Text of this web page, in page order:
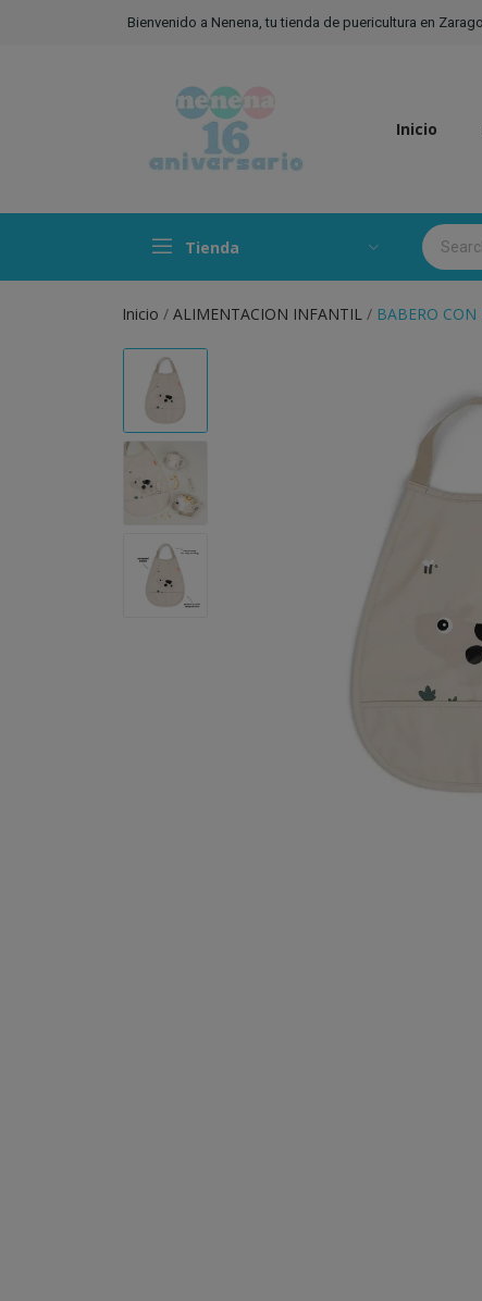
Bienvenido a Nenena, tu tienda de puericultura en
Inicio
Tienda
Inicio ALIMENTACION INFANTIL BABERO